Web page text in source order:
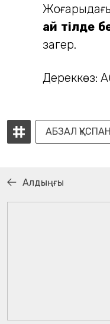
қай тілде
заңгер.
Дереккөз:
АБЗАЛ ҚҰСПАН
Алдыңғы